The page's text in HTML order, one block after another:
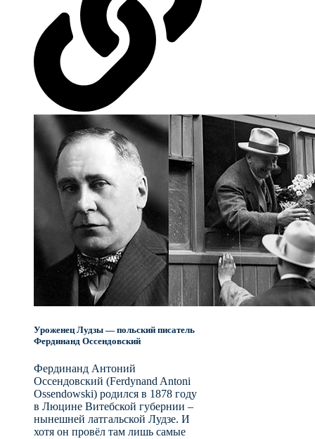
Уроженец Лудзы — польский писатель
Фердинанд Оссендовский
Фердинанд Антоний
Оссендовский (Ferdynand Antoni
Ossendowski) родился в 1878 году
в Люцине Витебской губернии –
нынешней латгальской Лудзе. И
хотя он провёл там лишь самые